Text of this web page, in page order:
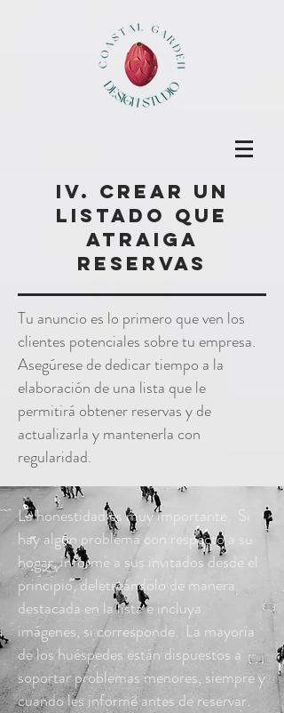
IV. Crear un
listado que
atraiga
reservas
Tu anuncio es lo primero que ven los
clientes potenciales sobre tu empresa.
Asegúrese de dedicar tiempo a la
elaboración de una lista que le
permitirá obtener reservas y de
actualizarla y mantenerla con
regularidad.
La honestidad es muy importante. Si
hay algún problema con respecto a su
hogar, informe a sus invitados desde el
principio, deletreándolo de manera
destacada en la lista e incluya
imágenes, si corresponde. La mayoría
de los huéspedes están dispuestos a
soportar problemas menores, siempre y
cuando les informe antes de reservar.